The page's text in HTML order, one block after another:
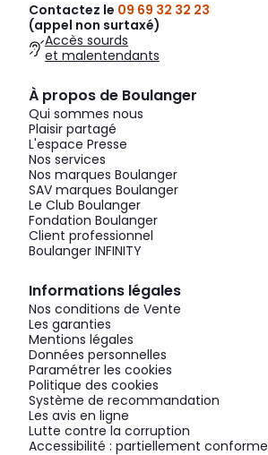
Contactez le 09 69 32 32 23
(appel non surtaxé)
Accès sourds
et malentendants
À propos de Boulanger
Qui sommes nous
Plaisir partagé
L'espace Presse
Nos services
Nos marques Boulanger
SAV marques Boulanger
Le Club Boulanger
Fondation Boulanger
Client professionnel
Boulanger INFINITY
Informations légales
Nos conditions de Vente
Les garanties
Mentions légales
Données personnelles
Paramétrer les cookies
Politique des cookies
Système de recommandation
Les avis en ligne
Lutte contre la corruption
Accessibilité : partiellement conforme